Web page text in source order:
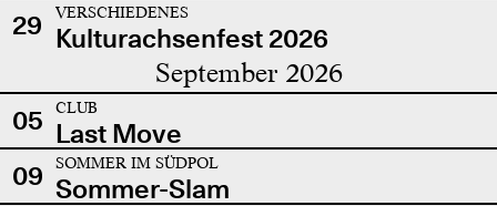
29 VERSCHIEDENES
Kulturachsenfest 2026
September 2026
05 CLUB
Last Move
09
SOMMER IM SÜDPOL
Sommer-Slam